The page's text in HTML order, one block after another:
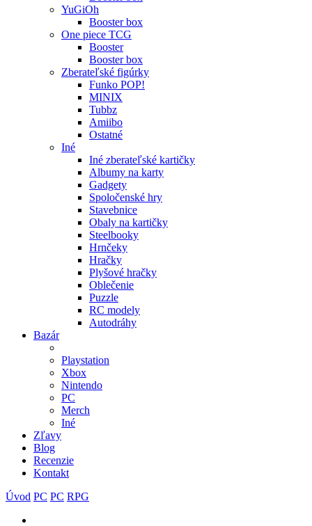
YuGiOh
Booster box
One piece TCG
Booster
Booster box
Zberateľské figúrky
Funko POP!
MINIX
Tubbz
Amiibo
Ostatné
Iné
Iné zberateľské kartičky
Albumy na karty
Gadgety
Spoločenské hry
Stavebnice
Obaly na kartičky
Steelbooky
Hrnčeky
Hračky
Plyšové hračky
Oblečenie
Puzzle
RC modely
Autodráhy
Bazár
Playstation
Xbox
Nintendo
PC
Merch
Iné
Zľavy
Blog
Recenzie
Kontakt
Úvod PC PC RPG